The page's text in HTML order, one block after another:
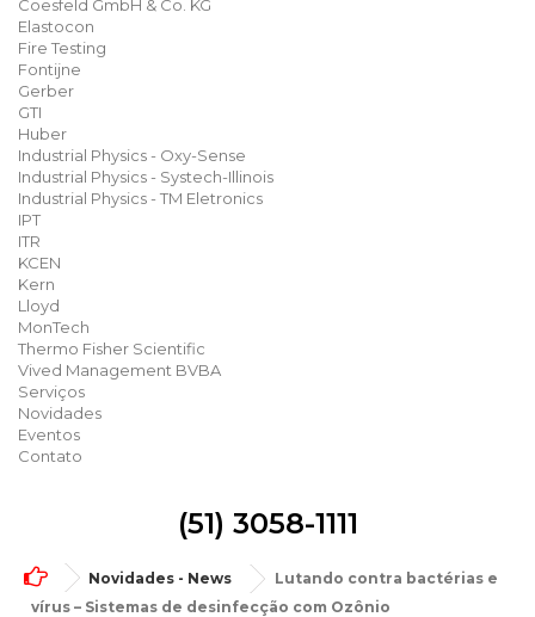
Coesfeld GmbH & Co. KG
Elastocon
Fire Testing
Fontijne
Gerber
GTI
Huber
Industrial Physics - Oxy-Sense
Industrial Physics - Systech-Illinois
Industrial Physics - TM Eletronics
IPT
ITR
KCEN
Kern
Lloyd
MonTech
Thermo Fisher Scientific
Vived Management BVBA
Serviços
Novidades
Eventos
Contato
(51) 3058-1111
Novidades - News
Lutando contra bactérias e
vírus – Sistemas de desinfecção com Ozônio